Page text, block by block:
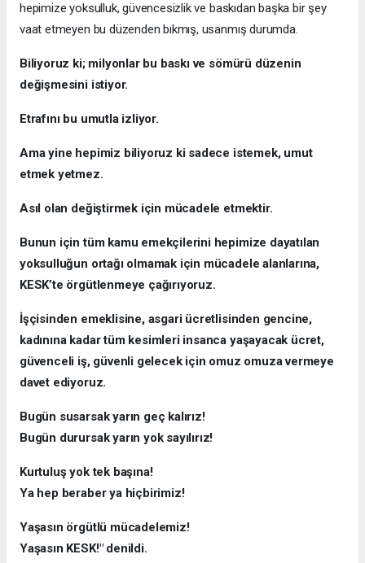
hepimize yoksulluk, güvencesizlik ve baskıdan başka bir şey
vaat etmeyen bu düzenden bıkmış, usanmış durumda.
Biliyoruz ki; milyonlar bu baskı ve sömürü düzenin
değişmesini istiyor.
Etrafını bu umutla izliyor.
Ama yine hepimiz biliyoruz ki sadece istemek, umut
etmek yetmez.
Asıl olan değiştirmek için mücadele etmektir.
Bunun için tüm kamu emekçilerini hepimize dayatılan
yoksulluğun ortağı olmamak için mücadele alanlarına,
KESK’te örgütlenmeye çağırıyoruz.
İşçisinden emeklisine, asgari ücretlisinden gencine,
kadınına kadar tüm kesimleri insanca yaşayacak ücret,
güvenceli iş, güvenli gelecek için omuz omuza vermeye
davet ediyoruz.
Bugün susarsak yarın geç kalırız!
Bugün durursak yarın yok sayılırız!
Kurtuluş yok tek başına!
Ya hep beraber ya hiçbirimiz!
Yaşasın örgütlü mücadelemiz!
Yaşasın KESK!" denildi.